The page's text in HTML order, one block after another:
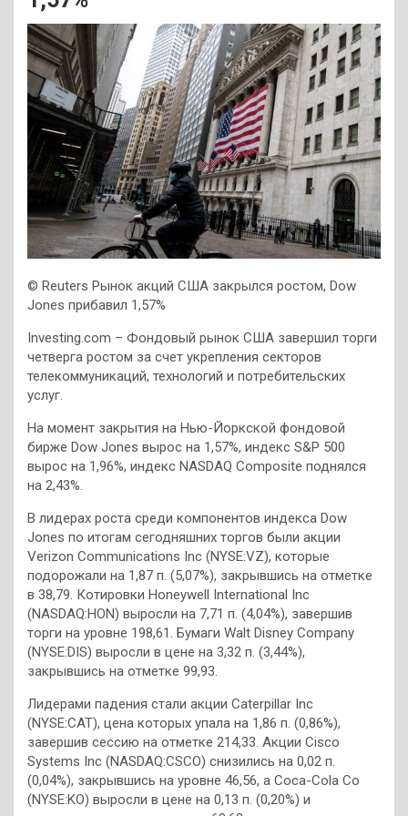
© Reuters Рынок акций США закрылся ростом, Dow
Jones прибавил 1,57%
Investing.com – Фондовый рынок США завершил торги
четверга ростом за счет укрепления секторов
телекоммуникаций, технологий и потребительских
услуг.
На момент закрытия на Нью-Йоркской фондовой
бирже Dow Jones вырос на 1,57%, индекс S&P 500
вырос на 1,96%, индекс NASDAQ Composite поднялся
на 2,43%.
В лидерах роста среди компонентов индекса Dow
Jones по итогам сегодняшних торгов были акции
Verizon Communications Inc (NYSE:VZ), которые
подорожали на 1,87 п. (5,07%), закрывшись на отметке
в 38,79. Котировки Honeywell International Inc
(NASDAQ:HON) выросли на 7,71 п. (4,04%), завершив
торги на уровне 198,61. Бумаги Walt Disney Company
(NYSE:DIS) выросли в цене на 3,32 п. (3,44%),
закрывшись на отметке 99,93.
Лидерами падения стали акции Caterpillar Inc
(NYSE:CAT), цена которых упала на 1,86 п. (0,86%),
завершив сессию на отметке 214,33. Акции Cisco
Systems Inc (NASDAQ:CSCO) снизились на 0,02 п.
(0,04%), закрывшись на уровне 46,56, а Coca-Cola Co
(NYSE:KO) выросли в цене на 0,13 п. (0,20%) и